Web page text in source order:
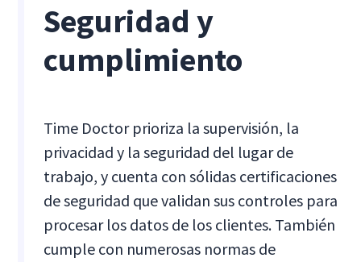
Seguridad y
cumplimiento
Time Doctor prioriza la supervisión, la
privacidad y la seguridad del lugar de
trabajo, y cuenta con sólidas certificaciones
de seguridad que validan sus controles para
procesar los datos de los clientes. También
cumple con numerosas normas de